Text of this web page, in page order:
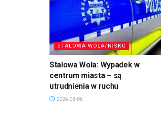
STALOWA WOLA/NISKO
Stalowa Wola: Wypadek w
centrum miasta – są
utrudnienia w ruchu
2026-08-06